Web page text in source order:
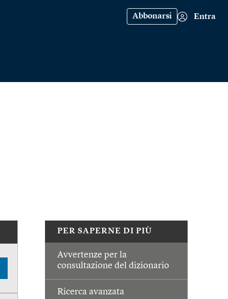
Abbonarsi Entra
PER SAPERNE DI PIÙ
Avvertenze per la
consultazione del dizionario
Ricerca avanzata